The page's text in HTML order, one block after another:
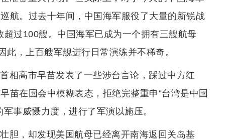
航。过去十年间，中国海军服役了大量的新锐战
过100艘。中国海军已成为一个拥有三艘航母
此，上百艘军舰进行日常演练并不稀奇。
相高市早苗发表了一些涉台言论，踩过中方红
苗在国会中模糊表态，拒绝完整重申“台湾是中国
事威慑力度，进行了军演以施压。
胆，却发现美国航母已经离开南海返回关岛基